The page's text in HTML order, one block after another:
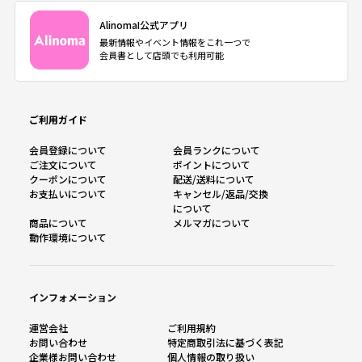
AlinomaI公式アプリ
最新情報やイベント情報をこれ一つで
会員書として店頭でも利用可能
ご利用ガイド
会員登録について
会員ランクについて
ご注文について
ポイントについて
クーポンについて
配送/送料について
お支払いについて
キャンセル/返品/交換
について
商品について
メルマガについて
動作環境について
インフォメーション
運営会社
ご利用規約
お問い合わせ
特定商取引法に基づく表記
企業様お問い合わせ
個人情報の取り扱い